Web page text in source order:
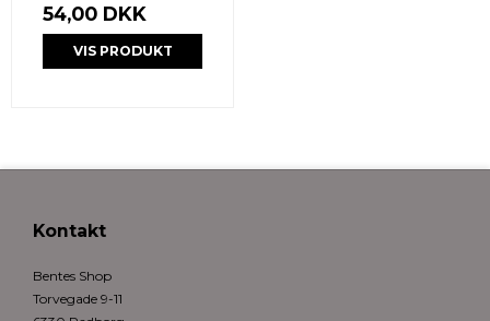
54,00 DKK
VIS PRODUKT
Kontakt
Bentes Shop
Torvegade 9-11